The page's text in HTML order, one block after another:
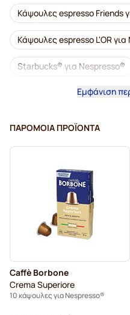
Κάψουλες espresso Friends
Κάψουλες espresso L'OR
Starbucks® για Nespresso®
Καφετιέρες για Nespresso®
Κάψουλες καφέ illy για
Κάψουλες καφέ Café Royal
Αξεσουάρ για Nespresso®
Συνοδευτικά καφέ για
Κάψουλες καφέ L'OR για
Εμφάνιση
ΠΑΡΌΜΟΙΑ ΠΡΟΪΌΝΤΑ
Caffè Borbone
Crema Superiore
10 κάψουλες για Nespresso®